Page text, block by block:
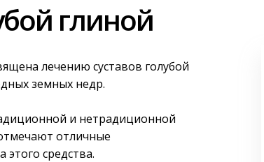
глиной
лечению суставов голубой
земных недр.
и нетрадиционной
отличные
средства.